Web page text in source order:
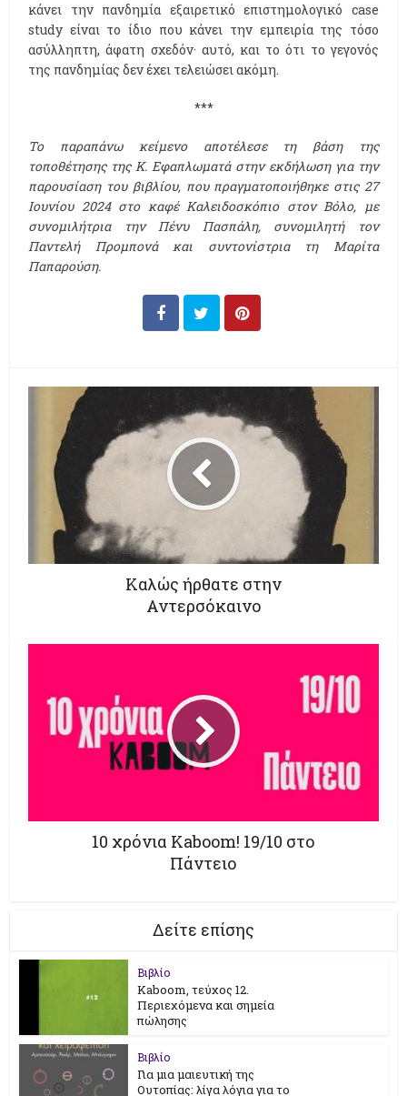
κάνει την πανδημία εξαιρετικό επιστημολογικό case
study είναι το ίδιο που κάνει την εμπειρία της τόσο
ασύλληπτη, άφατη σχεδόν· αυτό, και το ότι το γεγονός
της πανδημίας δεν έχει τελειώσει ακόμη.
***
Το παραπάνω κείμενο αποτέλεσε τη βάση της
τοποθέτησης της Κ. Εφαπλωματά στην εκδήλωση για την
παρουσίαση του βιβλίου, που πραγματοποιήθηκε στις 27
Ιουνίου 2024 στο καφέ Καλειδοσκόπιο στον Βόλο, με
συνομιλήτρια την Πένυ Πασπάλη, συνομιλητή τον
Παντελή Προμπονά και συντονίστρια τη Μαρίτα
Παπαρούση.
Καλώς ήρθατε στην
Αντερσόκαινο
10 χρόνια Kaboom! 19/10 στο
Πάντειο
Δείτε επίσης
Βιβλίο
Kaboom, τεύχος 12.
Περιεχόμενα και σημεία
πώλησης
Βιβλίο
Για μια μαιευτική της
Ουτοπίας: λίγα λόγια για το